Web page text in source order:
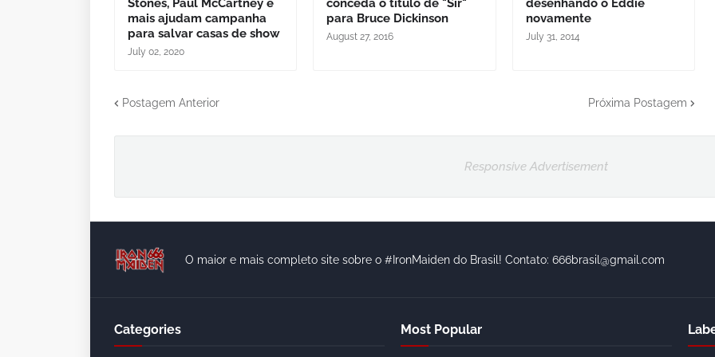
Stones, Paul McCartney e
mais ajudam campanha
para salvar casas de show
July 02, 2020
conceda o título de "Sir"
para Bruce Dickinson
August 27, 2016
desenhando o Eddie
novamente
July 31, 2014
Postagem Anterior Próxima Postagem
Responsive Advertisement
O maior e mais completo site sobre o #IronMaiden do Brasil! Contato: 666brasil@gmail.com
Categories Most Popular